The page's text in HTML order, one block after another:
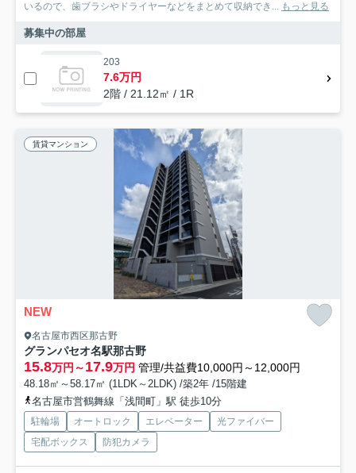
いるので、歯ブラシやドライヤーなどをまとめて収納でき... もっと見る
募集中の部屋
203
7.6万円
2階 / 21.12㎡ / 1R
賃貸マンション
NEW
名古屋市西区那古野
グランパセオ名駅那古野
15.8万円～17.9万円 管理/共益費10,000円～12,000円
48.18㎡～58.17㎡ (1LDK～2LDK) /築2年 /15階建
名古屋市営鶴舞線「浅間町」駅 徒歩10分
駐輪場 オートロック エレベーター
光ファイバー
宅配ボックス
防犯カメラ